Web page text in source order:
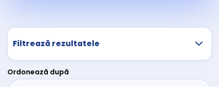
Filtrează rezultatele
Ordonează după